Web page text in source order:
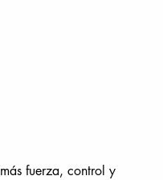
fuerza, control y